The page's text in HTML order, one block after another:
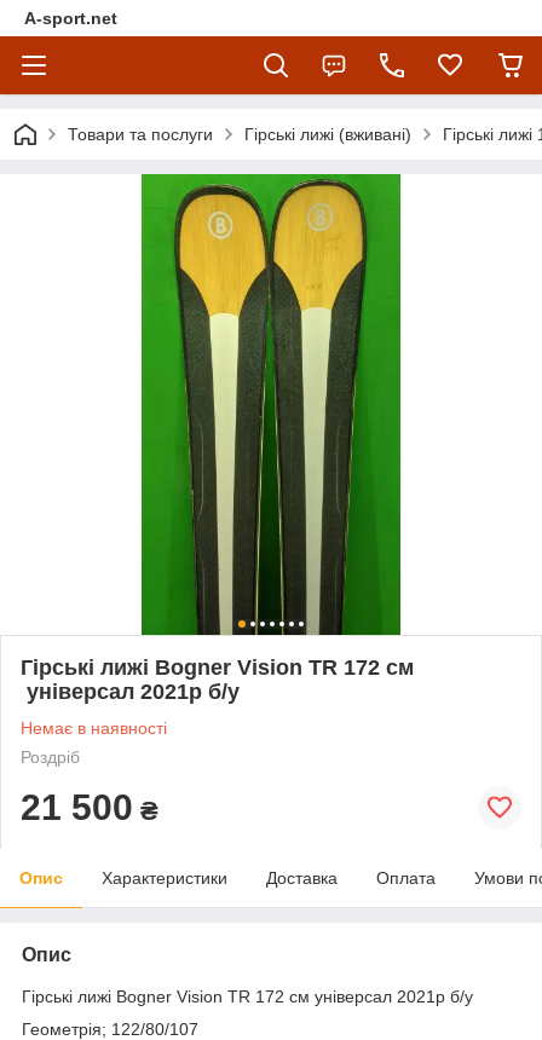
A-sport.net
Товари та послуги Гірські лижі (вживані) Гірські
Гірські лижі Bogner Vision TR 172 см
універсал 2021р б/у
Немає в наявності
Роздріб
21 500 ₴
Опис Характеристики Доставка Оплата Умови
Опис
Гірські лижі Bogner Vision TR 172 см універсал 2021р б/у
Геометрія; 122/80/107